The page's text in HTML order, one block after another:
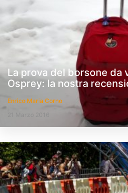
La prova del borsone da
Osprey: la nostra
Enrico Maria Corno